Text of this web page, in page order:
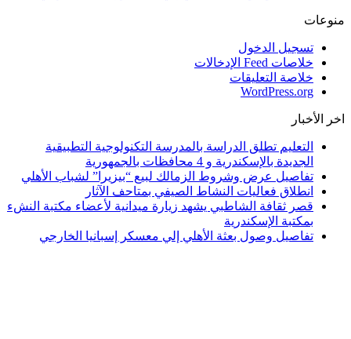
منوعات
تسجيل الدخول
خلاصات Feed الإدخالات
خلاصة التعليقات
WordPress.org
اخر الأخبار
التعليم تطلق الدراسة بالمدرسة التكنولوجية التطبيقية
الجديدة بالإسكندرية و 4 محافظات بالجمهورية
تفاصيل عرض وشروط الزمالك لبيع “بيزيرا” لشباب الأهلي
انطلاق فعاليات النشاط الصيفي بمتاحف الآثار
قصر ثقافة الشاطبي يشهد زيارة ميدانية لأعضاء مكتبة النشء
بمكتبة الإسكندرية
تفاصيل وصول بعثة الأهلي إلي معسكر إسبانيا الخارجي